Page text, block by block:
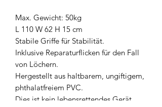
Max. Gewicht: 50kg
L 110 W 62 H 15 cm
Stabile Griffe für Stabilität.
Inklusive Reparaturflicken für den Fall
von Löchern.
Hergestellt aus haltbarem, ungiftigem,
phthalatfreiem PVC.
Dies ist kein lebensrettendes Gerät,